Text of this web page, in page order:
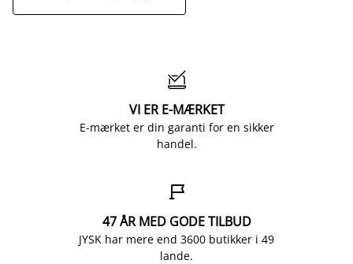

VI ER E-MÆRKET
E-mærket er din garanti for en sikker
handel.

47 ÅR MED GODE TILBUD
JYSK har mere end 3600 butikker i 49
lande.